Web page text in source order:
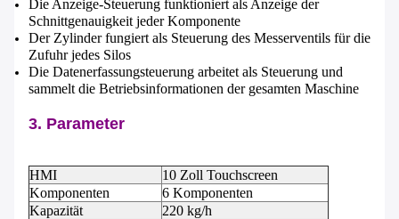
Wir rufen Sie bald zurück!
Die Anzeige-Steuerung funktioniert als Anzeige der
Schnittgenauigkeit jeder Komponente
Der Zylinder fungiert als Steuerung des Messerventils für die
Zufuhr jedes Silos
Die Datenerfassungsteuerung arbeitet als Steuerung und
sammelt die Betriebsinformationen der gesamten Maschine
3. Parameter
HMI
10 Zoll Touchscreen
Komponenten
6 Komponenten
Kapazität
220 kg/h